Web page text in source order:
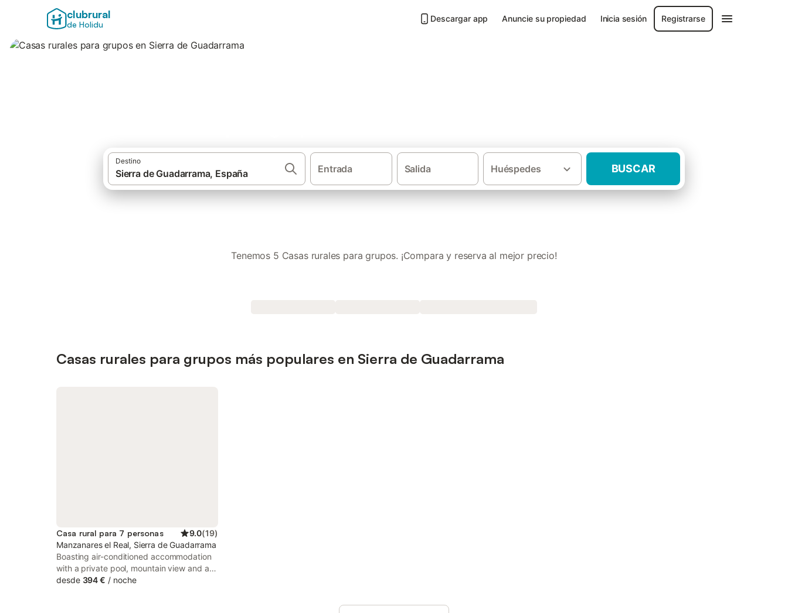
clubrural
de Holidu
Descargar app Anuncie su propiedad Inicia sesión Registrarse
Destino
Entrada Salida Huéspedes BUSCAR
Tenemos 5 Casas rurales para grupos. ¡Compara y reserva al mejor precio!
Casas rurales para grupos más populares en Sierra de Guadarrama
Casa rural para 7 personas 9.0(19)
Manzanares el Real, Sierra de Guadarrama
Boasting air-conditioned accommodation
with a private pool, mountain view and a
balcony, La Casa De La Pedriza is
desde 394 € / noche